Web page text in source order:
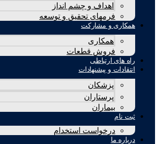
اهداف و چشم انداز
فرمهای تحقیق و توسعه
همکاری و مشارکت
همکاری
فروش قطعات
راه های ارتباطی
انتقادات و پيشنهادات
پزشكان
پرستاران
بيماران
ثبت نام
درخواست استخدام
درباره ما